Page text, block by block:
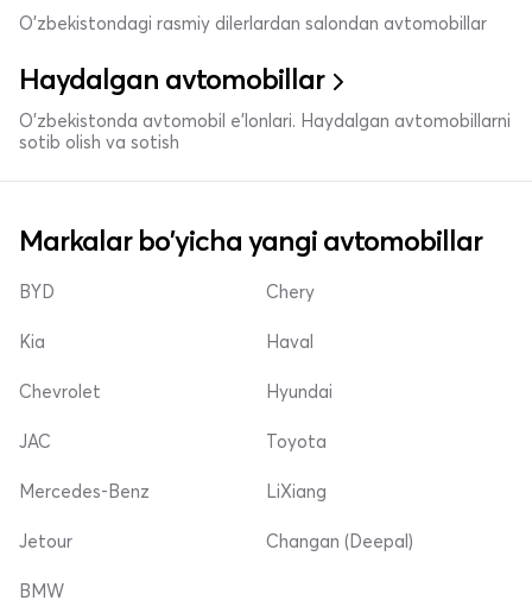
O'zbekistondagi rasmiy dilerlardan salondan avtomobillar
Haydalgan avtomobillar
O'zbekistonda avtomobil e’lonlari. Haydalgan avtomobillarni
sotib olish va sotish
Markalar bo'yicha yangi avtomobillar
BYD
Kia
Chevrolet
Chery
Haval
Hyundai
JAC
Mercedes-Benz
Jetour
Toyota
LiXiang
Changan (Deepal)
BMW